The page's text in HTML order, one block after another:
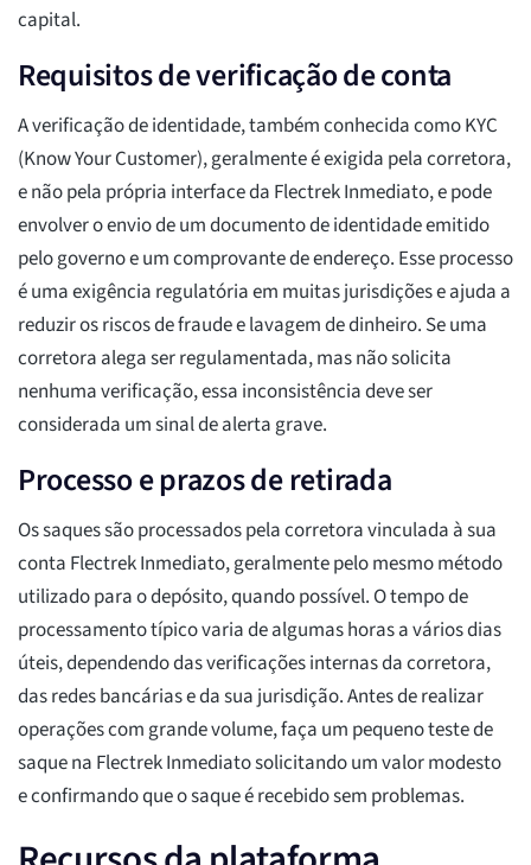
capital.
Requisitos de verificação de conta
A verificação de identidade, também conhecida como KYC
(Know Your Customer), geralmente é exigida pela corretora,
e não pela própria interface da Flectrek Inmediato, e pode
envolver o envio de um documento de identidade emitido
pelo governo e um comprovante de endereço. Esse processo
é uma exigência regulatória em muitas jurisdições e ajuda a
reduzir os riscos de fraude e lavagem de dinheiro. Se uma
corretora alega ser regulamentada, mas não solicita
nenhuma verificação, essa inconsistência deve ser
considerada um sinal de alerta grave.
Processo e prazos de retirada
Os saques são processados pela corretora vinculada à sua
conta Flectrek Inmediato, geralmente pelo mesmo método
utilizado para o depósito, quando possível. O tempo de
processamento típico varia de algumas horas a vários dias
úteis, dependendo das verificações internas da corretora,
das redes bancárias e da sua jurisdição. Antes de realizar
operações com grande volume, faça um pequeno teste de
saque na Flectrek Inmediato solicitando um valor modesto
e confirmando que o saque é recebido sem problemas.